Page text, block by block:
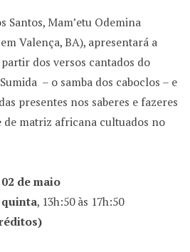
Santos, Mam’etu Odemina
Valença, BA), apresentará a
dos versos cantados do
– o samba dos caboclos – e
presentes nos saberes e fazeres
de matriz africana cultuados no
de maio
quinta, 13h:50 às 17h:50